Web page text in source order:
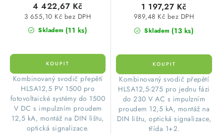
Skladem (11 ks)
3 655,10 Kč bez DPH
4 422,67 Kč
Kombinovaný svodič přepětí
HLSA12,5 PV 1500 pro
fotovoltaické systémy do 1500
V DC s impulzním proudem
12,5 kA, montáž na DIN lištu,
optická signalizace.
Skladem (13 ks)
989,48 Kč bez DPH
1 197,27 Kč
Kombinovaný svodič přepětí
HLSA12,5-275 pro jednu fázi
do 230 V AC s impulzním
proudem 12,5 kA, montáž na
DIN lištu, optická signalizace,
třída 1+2.